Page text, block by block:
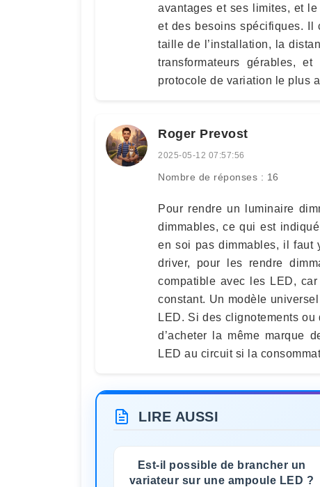
avantages et ses limites, et
et des besoins spécifiques. Il
taille de l’installation, la
transformateurs gérables,
protocole de variation le plus
Roger Prevost
2025-05-12 07:57:56
Nombre de réponses : 16
Pour rendre un luminaire
dimmables, ce qui est
en soi pas dimmables, il faut
driver, pour les rendre
compatible avec les LED,
constant. Un modèle
LED. Si des clignotements
d’acheter la même marque
LED au circuit si la
LIRE AUSSI
Est-il possible de brancher un
variateur sur une ampoule LED ?